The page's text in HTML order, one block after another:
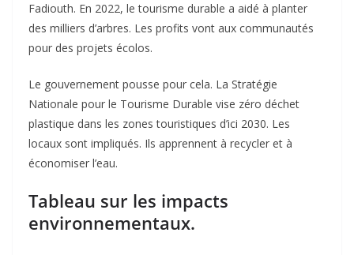
Fadiouth. En 2022, le tourisme durable a aidé à planter
des milliers d’arbres. Les profits vont aux communautés
pour des projets écolos.
Le gouvernement pousse pour cela. La Stratégie
Nationale pour le Tourisme Durable vise zéro déchet
plastique dans les zones touristiques d’ici 2030. Les
locaux sont impliqués. Ils apprennent à recycler et à
économiser l’eau.
Tableau sur les impacts
environnementaux.